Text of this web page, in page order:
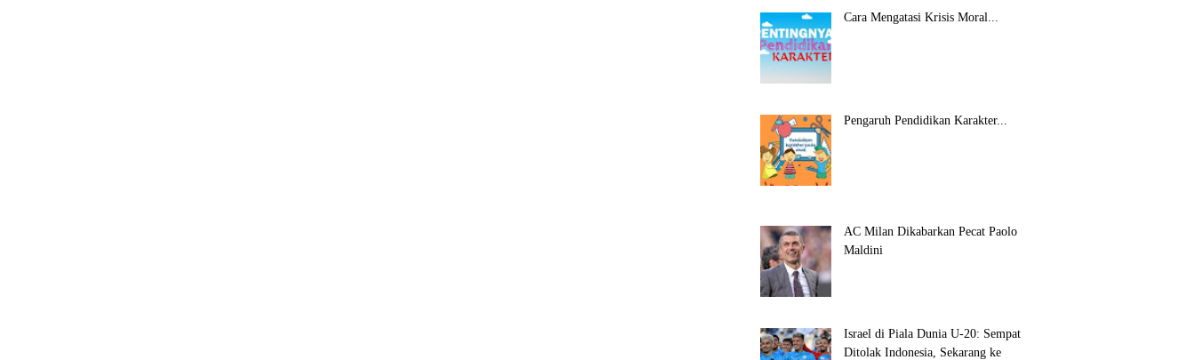
Cara Mengatasi Krisis Moral...
Pengaruh Pendidikan Karakter...
AC Milan Dikabarkan Pecat Paolo
Maldini
Israel di Piala Dunia U-20: Sempat
Ditolak Indonesia, Sekarang ke